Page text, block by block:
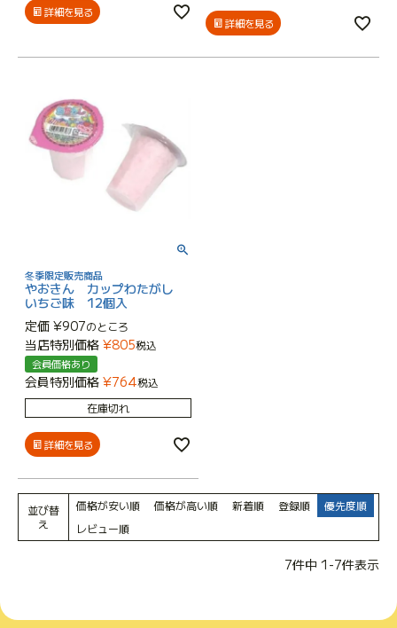
詳細を見る
詳細を見る
冬季限定販売商品
やおきん カップわたがし
いちご味 12個入
定価 ¥907のところ
当店特別価格 ¥805税込
会員価格あり
会員特別価格 ¥764税込
在庫切れ
詳細を見る
並び替
え
価格が安い順 価格が高い順 新着順 登録順
優先度順
レビュー順
7件中 1 -7件表示